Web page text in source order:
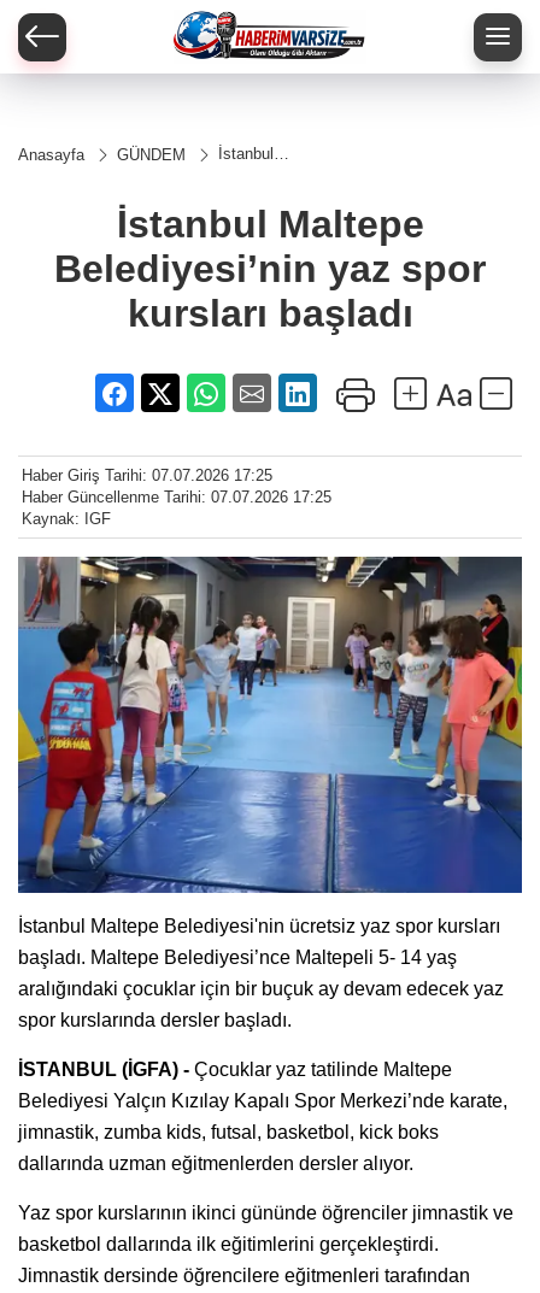
Anasayfa GÜNDEM
İstanbul
yaz spor
kursları
İstanbul Maltepe
Belediyesi’nin yaz spor
kursları başladı
Haber Giriş Tarihi: 07.07.2026 17:25
Haber Güncellenme Tarihi: 07.07.2026 17:25
Kaynak: IGF
İstanbul Maltepe Belediyesi'nin ücretsiz yaz spor kursları
başladı. Maltepe Belediyesi’nce Maltepeli 5- 14 yaş
aralığındaki çocuklar için bir buçuk ay devam edecek yaz
spor kurslarında dersler başladı.
İSTANBUL (İGFA) - Çocuklar yaz tatilinde Maltepe
Belediyesi Yalçın Kızılay Kapalı Spor Merkezi’nde karate,
jimnastik, zumba kids, futsal, basketbol, kick boks
dallarında uzman eğitmenlerden dersler alıyor.
Yaz spor kurslarının ikinci gününde öğrenciler jimnastik ve
basketbol dallarında ilk eğitimlerini gerçekleştirdi.
Jimnastik dersinde öğrencilere eğitmenleri tarafından